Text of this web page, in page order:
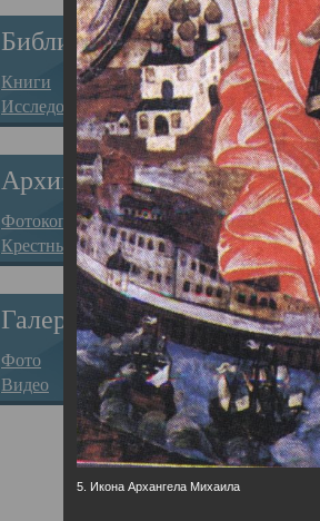
Библиотека
Книги
Исследования
Архив
Фотокопии дел
Крестные ходы
Галерея
Фото
Видео
5. Икона Архангела Михаила